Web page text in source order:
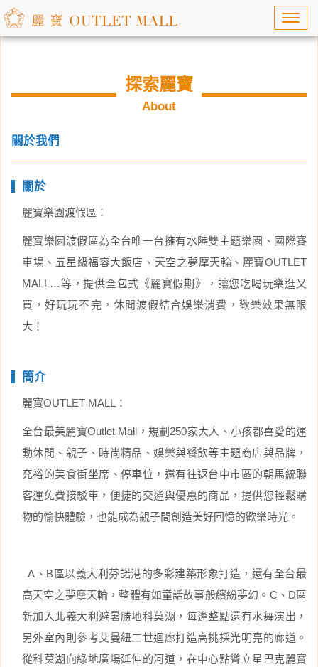
探索麗寶
About
關於我們
關於
麗寶樂園渡假區：
麗寶樂園渡假區為全台唯一台擁有水陸雙主題樂園、國際賽
車場、五星級福容大飯店、天空之夢摩天輪、麗寶OUTLET
MALL…等，提供全包式《麗寶假期》，讓您吃喝玩樂逛又
買，好玩玩不完，休閒渡假結合娛樂消費，歡樂效果無限
大！
簡介
麗寶OUTLET MALL：
全台最美麗寶Outlet Mall，規劃250家大人、小孩都喜愛的運
動休閒、親子、時尚精品、娛樂與餐飲等主題商店與品牌，
充裕的美食街坐席、停車位，還有往返台中市區的朝馬統聯
客運免費接駁車，便捷的交通與優惠的商品，提供您輕鬆購
物的愉快體驗，也能成為親子間創造美好回憶的歡樂時光。
A、B區以義大利芬諾港的多彩建築形象打造，還有全台最
高天空之夢摩天輪，整體有如童話故事般繽紛夢幻。C、D區
新加入北義大利避暑勝地科莫湖，每逢整點還有水舞演出，
另外室內則參考艾曼紐二世迴廊打造高挑採光明亮的廊道。
從科莫湖向綠地廣場延伸的河道，在中心點聳立星巴克麗寶